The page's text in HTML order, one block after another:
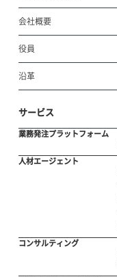
会社概要
役員
沿革
サービス
業務発注プラットフォーム
人材エージェント
コンサルティング